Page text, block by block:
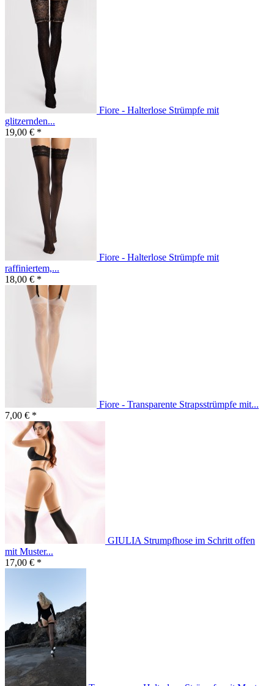
Fiore - Halterlose Strümpfe mit
glitzernden...
19,00 € *
Fiore - Halterlose Strümpfe mit
raffiniertem,...
18,00 € *
Fiore - Transparente Strapsstrümpfe mit...
7,00 € *
GIULIA Strumpfhose im Schritt offen
mit Muster...
17,00 € *